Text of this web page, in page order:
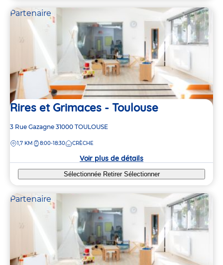
Partenaire
Rires et Grimaces - Toulouse
Adresse
la
3 Rue Gazagne 31000 TOULOUSE
DISTANCE
1,7 KM 8:00-18:30 CRÈCHE
Voir plus de détails
Sélectionnée Retirer Sélectionner
Partenaire